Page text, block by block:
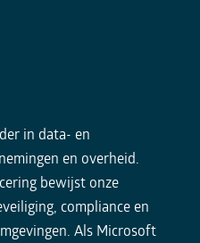
in data- en
en overheid.
bewijst onze
compliance en
Als Microsoft